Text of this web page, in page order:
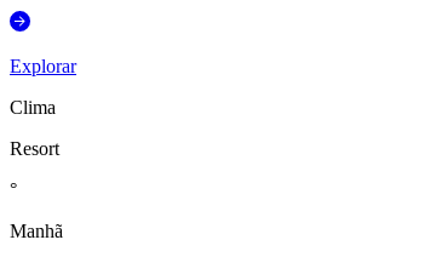
Explorar
Clima
Resort
°
Manhã